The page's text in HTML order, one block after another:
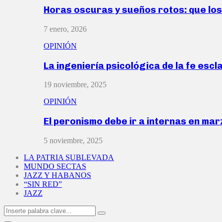
Horas oscuras y sueños rotos: que
7 enero, 2026
OPINIÓN
La ingeniería psicológica de la fe
19 noviembre, 2025
OPINIÓN
El peronismo debe ir a internas en
5 noviembre, 2025
LA PATRIA SUBLEVADA
MUNDO SECTAS
JAZZ Y HABANOS
“SIN RED”
JAZZ
Search
for:
Search